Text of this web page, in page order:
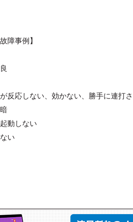
障事例】
反応しない、効かない、勝手に連打
動しない
い